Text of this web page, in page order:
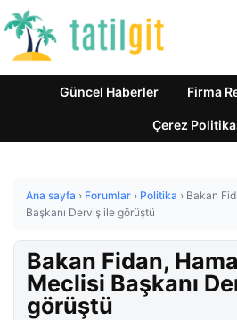
Güncel Haberler Firma
Çerez
Ana sayfa › Forumlar › Politika › Bakan
Başkanı Derviş ile görüştü
Bakan Fidan,
Meclisi Başkanı
görüştü